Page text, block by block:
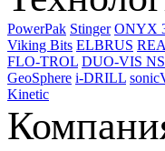
PowerPak Stinger ONYX
Viking Bits ELBRUS
FLO-TROL DUO-VIS NS
GeoSphere i-DRILL
Kinetic